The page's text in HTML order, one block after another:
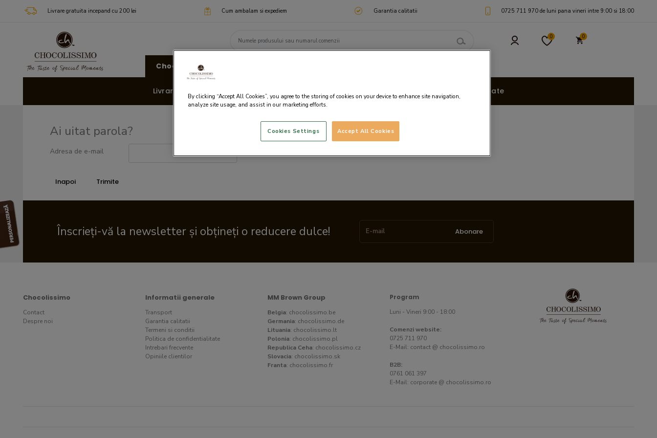
Livrare gratuita incepand cu 200 lei Cum ambalam si expediem Garantia calitatii 0725 711 970 de luni pana vineri intre 9:00 si 18:00
0 0
Chocolissimo
Livrare rapida 🚚 Cadouri Personalizate
Ai uitat parola?
Adresa de e-mail
Înscrieți-vă la newsletter și obțineți o reducere dulce! Abonare
Chocolissimo
Contact
Despre noi
Informatii generale
Transport
Garantia calitatii
Termeni si conditii
Politica de confidentialitate
Intrebari frecvente
Opiniile clientilor
MM Brown Group
Belgia: chocolissimo.be
Germania: chocolissimo.de
Lituania: chocolissimo.lt
Polonia: chocolissimo.pl
Republica Ceha: chocolissimo.cz
Slovacia: chocolissimo.sk
Franta: chocolissimo.fr
Program
Luni - Vineri 9:00 - 18:00
Comenzi website:
0725 711 970
E-Mail: contact @ chocolissimo.ro
B2B:
0761 061 397
E-Mail: corporate @ chocolissimo.ro
By clicking “Accept All Cookies”, you agree to the storing of cookies on your device to enhance site navigation,
analyze site usage, and assist in our marketing efforts.
Accept All Cookies
Cookies Settings